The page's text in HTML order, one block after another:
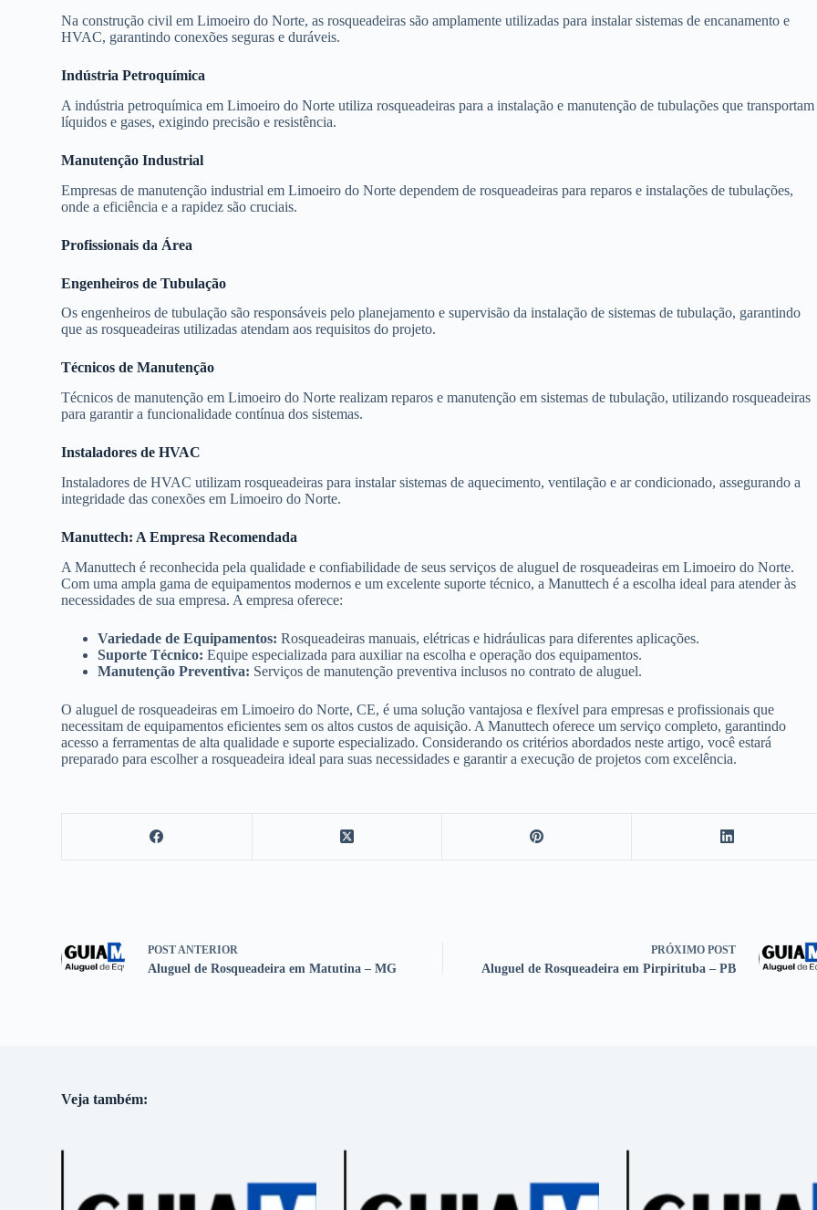
Na construção civil em Limoeiro do Norte, as rosqueadeiras são amplamente utilizadas para instalar sistemas de encanamento e
HVAC, garantindo conexões seguras e duráveis.
Indústria Petroquímica
A indústria petroquímica em Limoeiro do Norte utiliza rosqueadeiras para a instalação e manutenção de tubulações que transportam
líquidos e gases, exigindo precisão e resistência.
Manutenção Industrial
Empresas de manutenção industrial em Limoeiro do Norte dependem de rosqueadeiras para reparos e instalações de tubulações,
onde a eficiência e a rapidez são cruciais.
Profissionais da Área
Engenheiros de Tubulação
Os engenheiros de tubulação são responsáveis pelo planejamento e supervisão da instalação de sistemas de tubulação, garantindo
que as rosqueadeiras utilizadas atendam aos requisitos do projeto.
Técnicos de Manutenção
Técnicos de manutenção em Limoeiro do Norte realizam reparos e manutenção em sistemas de tubulação, utilizando rosqueadeiras
para garantir a funcionalidade contínua dos sistemas.
Instaladores de HVAC
Instaladores de HVAC utilizam rosqueadeiras para instalar sistemas de aquecimento, ventilação e ar condicionado, assegurando a
integridade das conexões em Limoeiro do Norte.
Manuttech: A Empresa Recomendada
A Manuttech é reconhecida pela qualidade e confiabilidade de seus serviços de aluguel de rosqueadeiras em Limoeiro do Norte.
Com uma ampla gama de equipamentos modernos e um excelente suporte técnico, a Manuttech é a escolha ideal para atender às
necessidades de sua empresa. A empresa oferece:
Variedade de Equipamentos: Rosqueadeiras manuais, elétricas e hidráulicas para diferentes aplicações.
Suporte Técnico: Equipe especializada para auxiliar na escolha e operação dos equipamentos.
Manutenção Preventiva: Serviços de manutenção preventiva inclusos no contrato de aluguel.
O aluguel de rosqueadeiras em Limoeiro do Norte, CE, é uma solução vantajosa e flexível para empresas e profissionais que
necessitam de equipamentos eficientes sem os altos custos de aquisição. A Manuttech oferece um serviço completo, garantindo
acesso a ferramentas de alta qualidade e suporte especializado. Considerando os critérios abordados neste artigo, você estará
preparado para escolher a rosqueadeira ideal para suas necessidades e garantir a execução de projetos com excelência.
POSTANTERIOR
Aluguel de Rosqueadeira em Matutina – MG
PRÓXIMO POST
Aluguel de Rosqueadeira em Pirpirituba – PB
Veja também: